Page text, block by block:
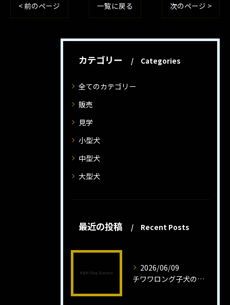
< 前のページ 一覧に戻る 次のページ >
カテゴリー Categories
全てのカテゴリー
販売
見学
小型犬
中型犬
大型犬
最近の投稿 Recent Posts
2026/06/09
チワワロング子犬の健康管理法とは